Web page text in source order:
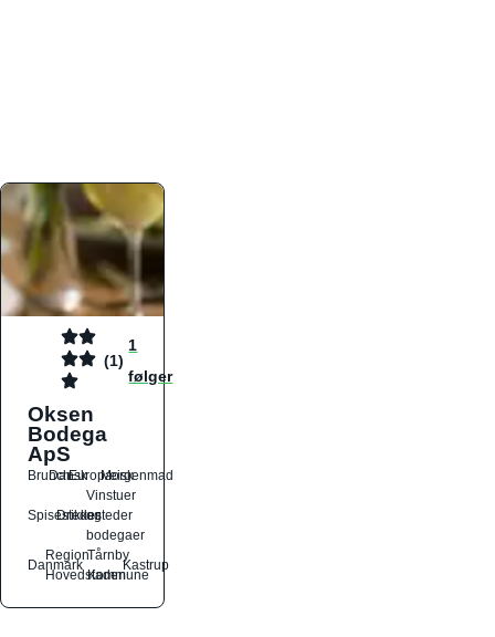
(1)
1
følger
Oksen
Bodega
ApS
Brunch
DanskEuropæiskMorgenmad
Spisesteder
Drikkesteder
Vinstuer
og
bodegaer
Danmark
Region
Hovedstaden
Tårnby
Kommune
Kastrup